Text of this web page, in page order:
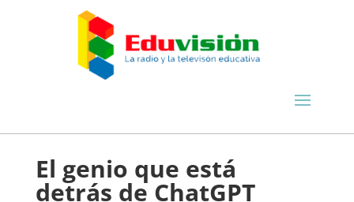
El genio que está
detrás de ChatGPT